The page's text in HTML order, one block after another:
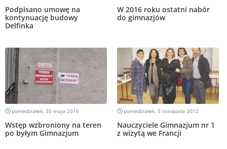
Podpisano umowę na
kontynuację budowy
Delfinka
W 2016 roku ostatni nabór
do gimnazjów
poniedziałek, 30 maja 2016
Wstęp wzbroniony na teren
po byłym Gimnazjum
poniedziałek, 5 listopada 2012
Nauczyciele Gimnazjum nr 1
z wizytą we Francji